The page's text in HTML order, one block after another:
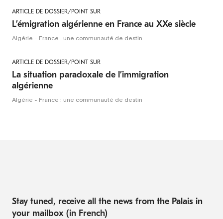
ARTICLE DE DOSSIER/POINT SUR
L’émigration algérienne en France au XXe siècle
Algérie - France : une communauté de destin
ARTICLE DE DOSSIER/POINT SUR
La situation paradoxale de l’immigration
algérienne
Algérie - France : une communauté de destin
Stay tuned, receive all the news from the Palais in
your mailbox (in French)